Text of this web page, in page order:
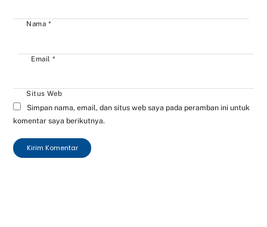
Nama *
Email*
Situs Web
Simpan nama, email, dan situs web saya pada peramban ini untuk
komentar saya berikutnya.